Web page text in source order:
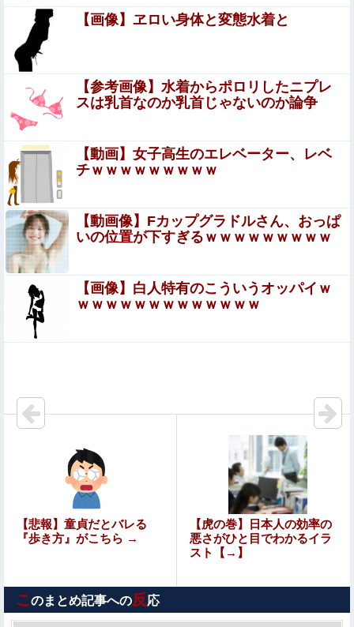
【悲報】ペルソナ、お尻ゲームnikkeとコラボしたのに全
くケツを揺らさないため炎上ｗｗｗｗｗ
【驚愕】女友達に手コキしてもらってきたらｗｗｗｗｗｗ
ｗｗｗｗｗｗwwww
【絶句】托卵された子を育てていたが、元嫁の正体がヤバ
すぎたｗｗｗｗ
パート辞めるって報告した時に迷惑だって言ってくる社員
がいて、その人の不満を言い返してしまった
【画像】tuki.(17)さん、乳の谷間を披露してしまう！！！
【キン肉マン】541話感想 ”神の候補者”量産体制へあと
一歩、その実験に丁度いい奴が…
【呪術廻戦】 簡易領域が実はどういうもんなのか分か
ってないんだが
「楽だけど年収800万超える仕事」がこれらしいｗｗｗｗ
上ｗｗｗｗwｗｗｗｗｗｗｗｗｗ
【熊本被災地入り】元れいわの奥田ふみよ、参議院防災服
でお食事楽しむ写真投稿「同席者は笑顔にサムズアップ」
佐藤二朗主演予定だった映画｢踊る大捜査線 N.E.W. メトロ
ポリスを駆け抜けろ！｣のスピンオフ作品の撮影中止が正
式に決定 本広監督の投稿はなんだったのか
【二次エ□】 何もすることがなくてマンズリこきまくって
る女の子のエ□画像
【ウマ娘】正直ダンツと5年くらい付き合ってゆっくり結
【画像】ヱロい身体と変態水着と
【参考画像】水着からポロリしたニプレ
スは乳首なのか乳首じゃないのか論争
【動画】女子高生のエレベーター、レベ
チｗｗｗｗｗｗｗｗｗ
【動画像】Fカップグラドルさん、おっぱ
いの位置が下すぎるｗｗｗｗｗｗｗｗｗ
【画像】白人特有のこういうオッパイｗ
ｗｗｗｗｗｗｗｗｗｗｗｗｗ
【悲報】童貞だとバレる
『歩き方』がこちら →
【虎の巻】日本人の効率の
悪さがひと目でわかるイラ
スト【→】
このまとめ記事への反応